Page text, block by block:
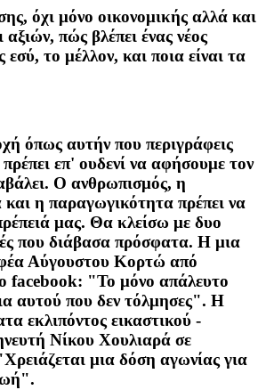
όχι μόνο οικονομικής αλλά και
πώς βλέπει ένας νέος
το μέλλον, και ποια είναι τα
όπως αυτήν που περιγράφεις
επ' ουδενί να αφήσουμε τον
Ο ανθρωπισμός, η
και η παραγωγικότητα πρέπει να
μας. Θα κλείσω με δυο
που διάβασα πρόσφατα. Η μια
Αύγουστου Κορτώ από
facebook: "Το μόνο απάλευτο
αυτού που δεν τόλμησες". Η
εκλιπόντος εικαστικού -
Νίκου Χουλιαρά σε
μια δόση αγωνίας για